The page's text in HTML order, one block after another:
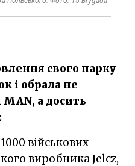
свого парку
і обрала не
а досить
виробника Jelcz,